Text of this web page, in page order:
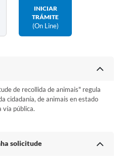
INICIAR
TRÁMITE
(on Line)
de recollida de animais" regula
cidadanía, de animais en estado
vía pública.
solicitude